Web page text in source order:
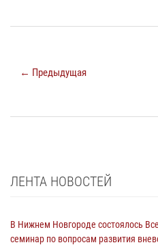
← Предыдущая
ЛЕНТА НОВОСТЕЙ
В Нижнем Новгороде состоялось
семинар по вопросам развития